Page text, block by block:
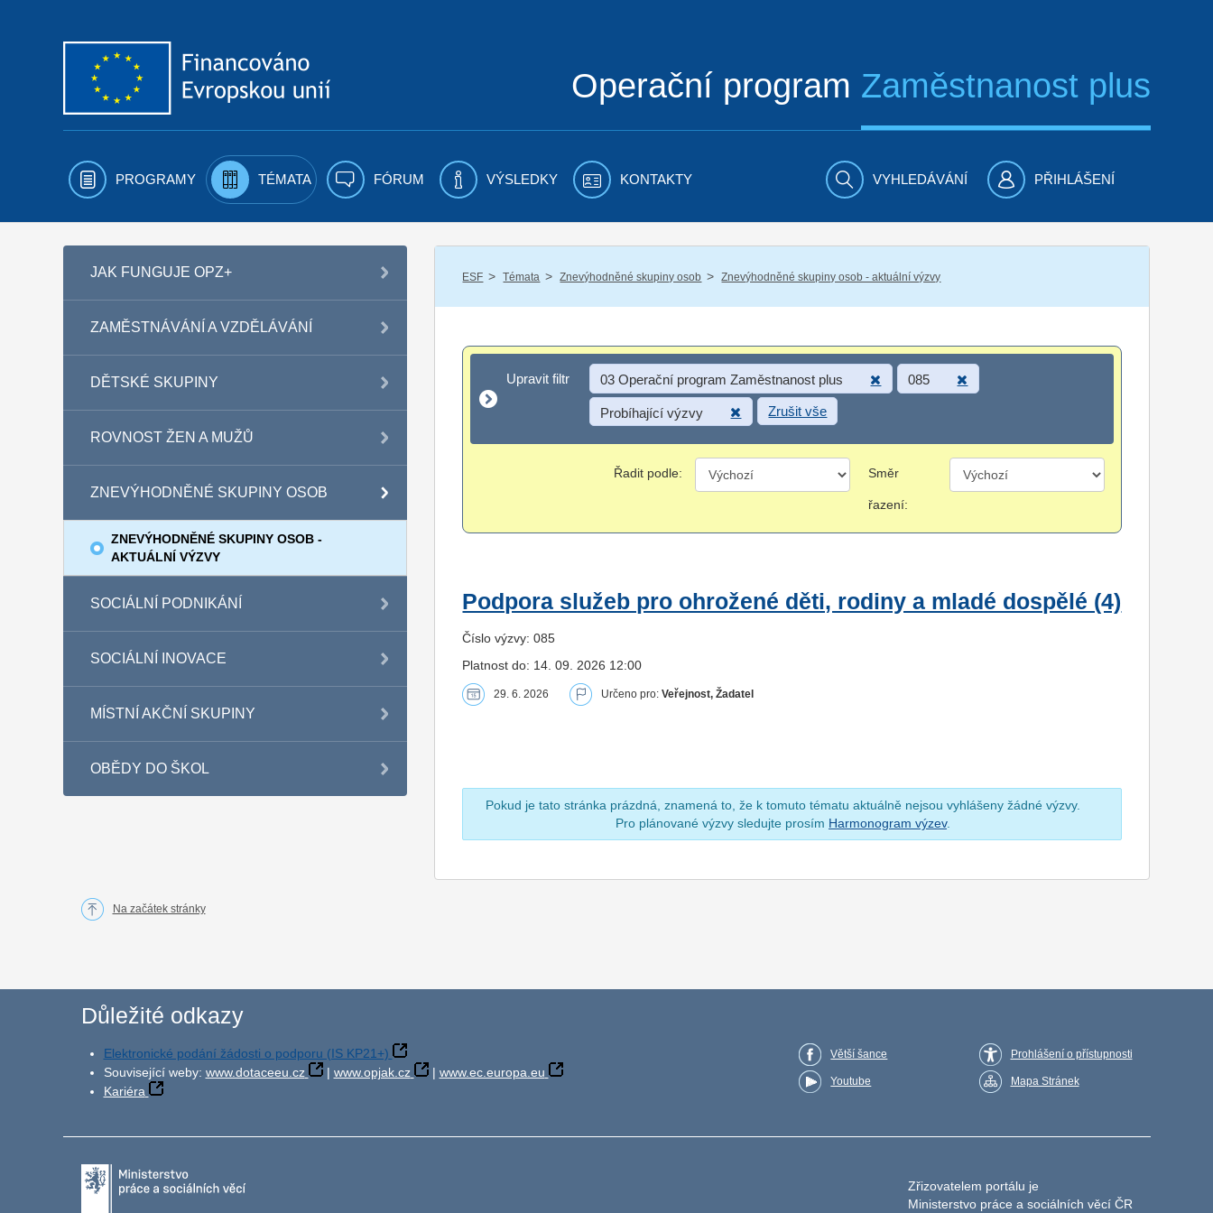
Operační program Zaměstnanost plus
PROGRAMY TÉMATA FÓRUM VÝSLEDKY KONTAKTY VYHLEDÁVÁNÍ PŘIHLÁŠENÍ
JAK FUNGUJE OPZ+
ZAMĚSTNÁVÁNÍ A VZDĚLÁVÁNÍ
DĚTSKÉ SKUPINY
ROVNOST ŽEN A MUŽŮ
ZNEVÝHODNĚNÉ SKUPINY OSOB
ZNEVÝHODNĚNÉ SKUPINY OSOB -
AKTUÁLNÍ VÝZVY
SOCIÁLNÍ PODNIKÁNÍ
SOCIÁLNÍ INOVACE
MÍSTNÍ AKČNÍ SKUPINY
OBĚDY DO ŠKOL
ESF / Témata / Znevýhodněné skupiny osob / Znevýhodněné skupiny osob - aktuální výzvy
Upravit filtr
Upravit filtr 03 Operační program Zaměstnanost plus 085
Probíhající výzvy Zrušit vše
Řadit podle: Směr
řazení:
Podpora služeb pro ohrožené děti, rodiny a mladé dospělé (4)
Číslo výzvy: 085
Platnost do: 14. 09. 2026 12:00
29. 6. 2026 Určeno pro:Veřejnost, Žadatel
Pokud je tato stránka prázdná, znamená to, že k tomuto tématu aktuálně nejsou vyhlášeny žádné výzvy.
Pro plánované výzvy sledujte prosím Harmonogram výzev.
Na začátek stránky
Důležité odkazy
Elektronické podání žádosti o podporu (IS KP21+)
Související weby: www.dotaceeu.cz | www.opjak.cz | www.ec.europa.eu
Kariéra
Větší šance
Youtube
Prohlášení o přístupnosti
Mapa Stránek
Zřizovatelem portálu je
Ministerstvo práce a sociálních věcí ČR